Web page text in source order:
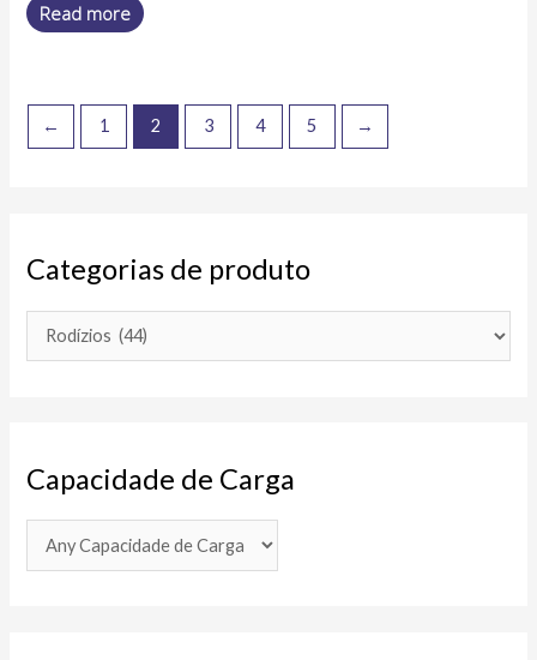
Read more
← 1 2 3 4 5 →
Categorias de produto
Capacidade de Carga